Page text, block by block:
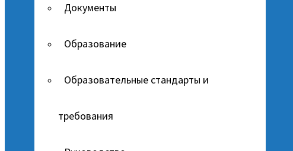
Документы
Образование
Образовательные стандарты и
требования